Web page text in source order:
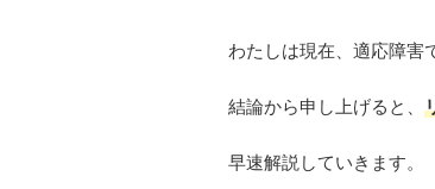
わたしは現在、適応障害
結論から申し上げると、
早速解説していきます。